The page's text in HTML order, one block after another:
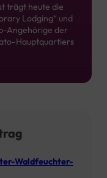
trägt heute die
Lodging“ und
Angehörige der
Hauptquartiers
Waldfeuchter-